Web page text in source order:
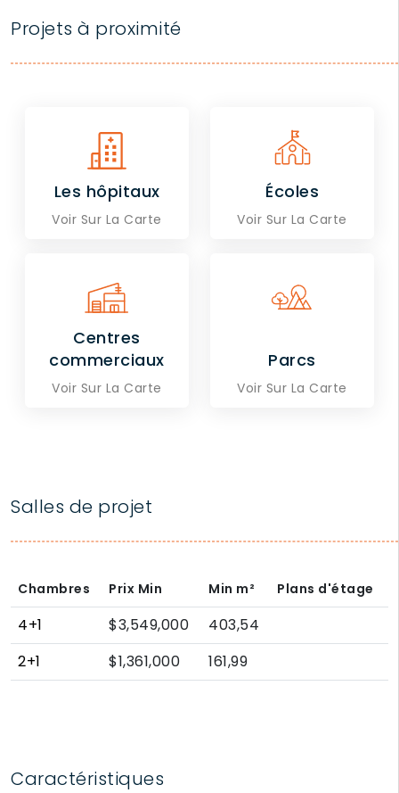
Projets à proximité
Les hôpitaux
Voir Sur La Carte
Écoles
Voir Sur La Carte
Centres
commerciaux
Voir Sur La Carte
Parcs
Voir Sur La Carte
Salles de projet
Chambres Prix Min Min m² Plans d'étage
4+1 $3,549,000
403,54
2+1
$1,361,000 161,99
Caractéristiques